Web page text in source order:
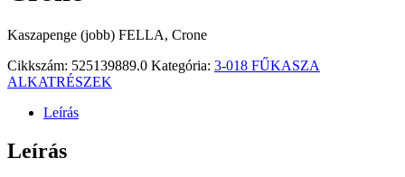
Kaszapenge (jobb) FELLA, Crone
Cikkszám: 525139889.0 Kategória: 3-018 FŰKASZA
ALKATRÉSZEK
Leírás
Leírás